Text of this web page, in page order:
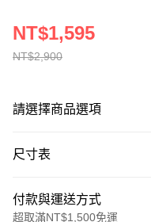
NT$2,900
NT$1,595
請選擇商品選項
尺寸表
付款與運送方式
超取滿NT$1,500免運